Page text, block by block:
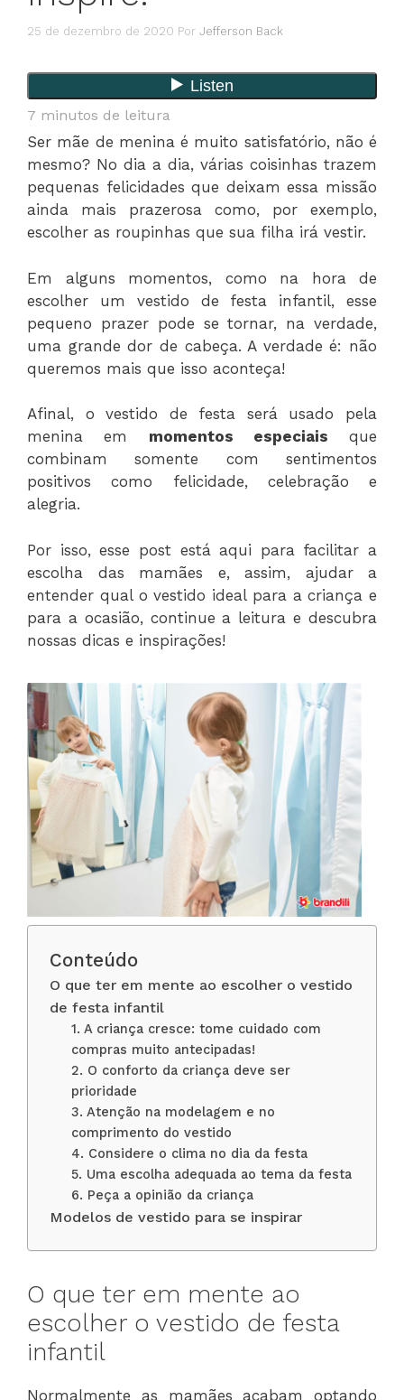
25 de dezembro de 2020 Por Jefferson Back
7 minutos de leitura
Ser mãe de menina é muito satisfatório, não é
mesmo? No dia a dia, várias coisinhas trazem
pequenas felicidades que deixam essa missão
ainda mais prazerosa como, por exemplo,
escolher as roupinhas que sua filha irá vestir.
Em alguns momentos, como na hora de
escolher um vestido de festa infantil, esse
pequeno prazer pode se tornar, na verdade,
uma grande dor de cabeça. A verdade é: não
queremos mais que isso aconteça!
Afinal, o vestido de festa será usado pela
menina em momentos especiais que
combinam somente com sentimentos
positivos como felicidade, celebração e
alegria.
Por isso, esse post está aqui para facilitar a
escolha das mamães e, assim, ajudar a
entender qual o vestido ideal para a criança e
para a ocasião, continue a leitura e descubra
nossas dicas e inspirações!
Conteúdo
O que ter em mente ao escolher o vestido
de festa infantil
1. A criança cresce: tome cuidado com
compras muito antecipadas!
2. O conforto da criança deve ser
prioridade
3. Atenção na modelagem e no
comprimento do vestido
4. Considere o clima no dia da festa
5. Uma escolha adequada ao tema da festa
6. Peça a opinião da criança
Modelos de vestido para se inspirar
O que ter em mente ao
escolher o vestido de festa
infantil
Normalmente as mamães acabam optando